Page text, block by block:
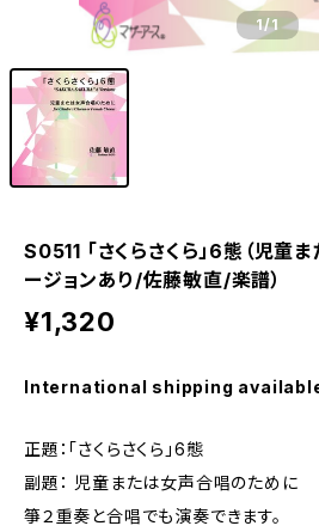
1/1
S0511 「さくらさくら」6態（児童
ージョンあり/佐藤敏直/楽譜）
¥1,320
International shipping
正題：「さくらさくら」6態
副題： 児童または女声合唱のために
箏２重奏と合唱でも演奏できます。